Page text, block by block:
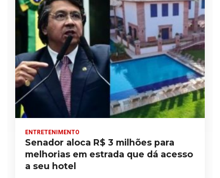
ENTRETENIMENTO
Senador aloca R$ 3 milhões para
melhorias em estrada que dá acesso
a seu hotel